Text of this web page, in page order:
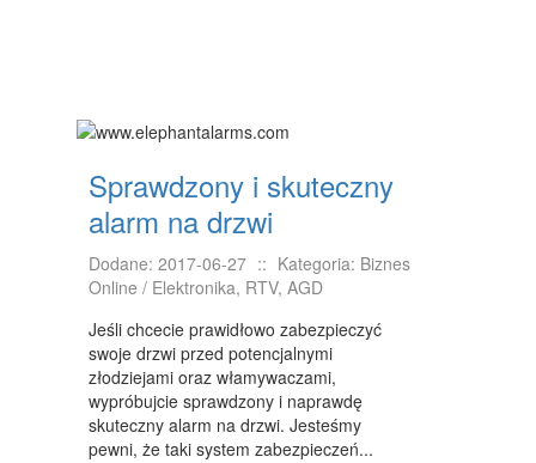
Sprawdzony i skuteczny
alarm na drzwi
Dodane: 2017-06-27 :: Kategoria: Biznes
Online / Elektronika, RTV, AGD
Jeśli chcecie prawidłowo zabezpieczyć
swoje drzwi przed potencjalnymi
złodziejami oraz włamywaczami,
wypróbujcie sprawdzony i naprawdę
skuteczny alarm na drzwi. Jesteśmy
pewni, że taki system zabezpieczeń...